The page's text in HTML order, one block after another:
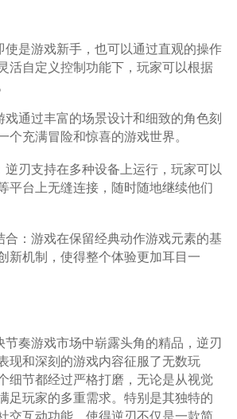
使是游戏新手，也可以通过直观的操作
活自定义控制功能下，玩家可以根据
戏通过丰富的场景设计和细致的角色刻
个充满冒险和惊喜的游戏世界。
逆刃支持在多种设备上运行，玩家可以
平台上无缝连接，随时随地继续他们
合：游戏在保留经典动作游戏元素的基
新机制，使得整个体验更加耳目一
节奏游戏市场中崭露头角的精品，逆刃
现和深刻的游戏内容征服了无数玩
细节都经过严格打磨，无论是从视觉
足玩家的多重需求。特别是其独特的
交互动功能，使得逆刃不仅是一款简